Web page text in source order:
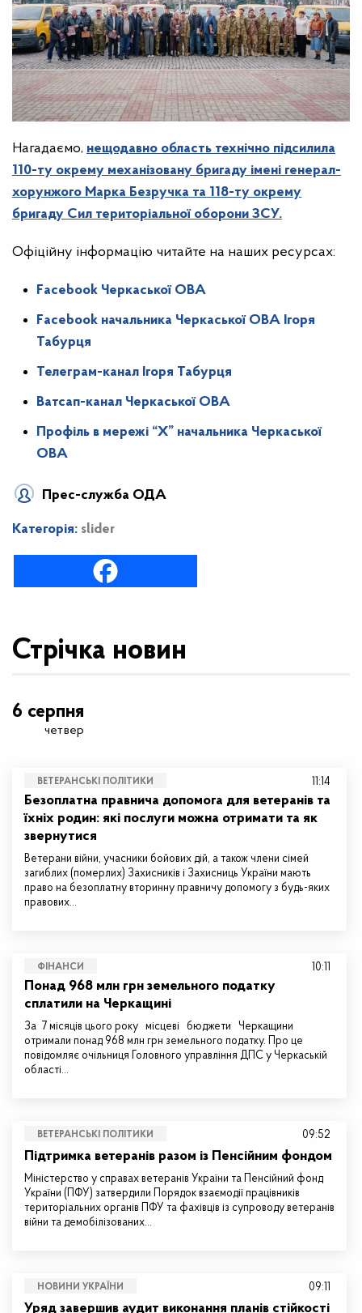
Нагадаємо, нещодавно область технічно підсилила
110-ту окрему механізовану бригаду імені генерал-
хорунжого Марка Безручка та 118-ту окрему
бригаду Сил територіальної оборони ЗСУ.
Офіційну інформацію читайте на наших ресурсах:
Facebook Черкаської ОВА
Facebook начальника Черкаської ОВА Ігоря
Табурця
Телеграм-канал Ігоря Табурця
Ватсап-канал Черкаської ОВА
Профіль в мережі “X” начальника Черкаської
ОВА
Прес-служба ОДА
Категорія: slider
Стрічка новин
6 серпня
четвер
ВЕТЕРАНСЬКІ ПОЛІТИКИ
Безоплатна правнича допомога для ветеранів та
їхніх родин: які послуги можна отримати та як
звернутися
Ветерани війни, учасники бойових дій, а також члени сімей
загиблих (померлих) Захисників і Захисниць України мають
право на безоплатну вторинну правничу допомогу з будь-яких
правових…
11:14
ФІНАНСИ
Понад 968 млн грн земельного податку
сплатили на Черкащині
За 7 місяців цього року місцеві бюджети Черкащини
отримали понад 968 млн грн земельного податку. Про це
повідомляє очільниця Головного управління ДПС у Черкаській
області…
10:11
ВЕТЕРАНСЬКІ ПОЛІТИКИ
Підтримка ветеранів разом із Пенсійним фондом
Міністерство у справах ветеранів України та Пенсійний фонд
України (ПФУ) затвердили Порядок взаємодії працівників
територіальних органів ПФУ та фахівців із супроводу ветеранів
війни та демобілізованих…
09:52
НОВИНИ УКРАЇНИ
Уряд завершив аудит виконання планів стійкості
09:11